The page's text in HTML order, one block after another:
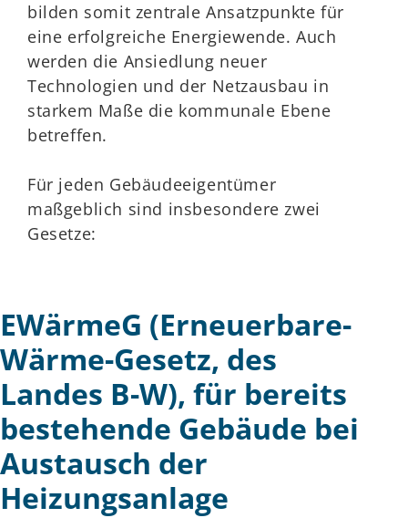
bilden somit zentrale Ansatzpunkte für
eine erfolgreiche Energiewende. Auch
werden die Ansiedlung neuer
Technologien und der Netzausbau in
starkem Maße die kommunale Ebene
betreffen.
Für jeden Gebäudeeigentümer
maßgeblich sind insbesondere zwei
Gesetze:
EWärmeG (Erneuerbare-
Wärme-Gesetz, des
Landes B-W), für bereits
bestehende Gebäude bei
Austausch der
Heizungsanlage